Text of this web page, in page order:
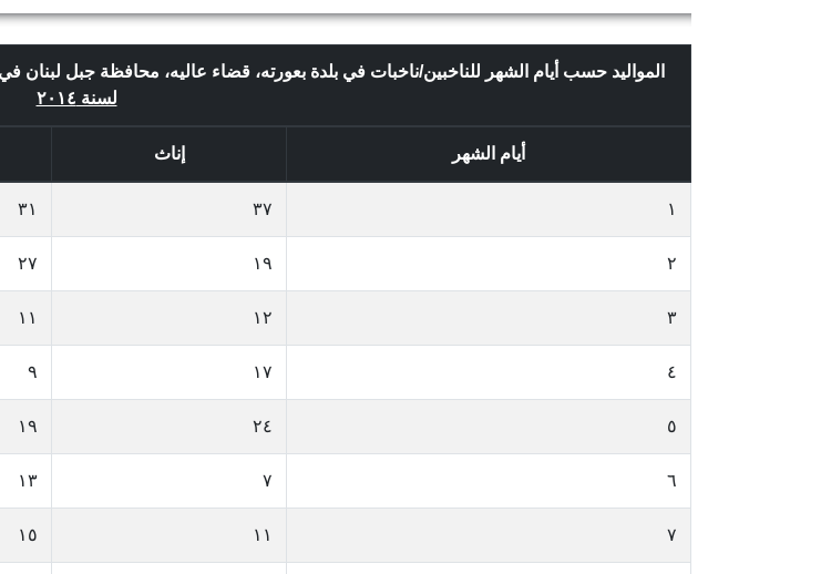
المواليد حسب أيام الشهر للناخبين/ناخبات في بلدة بعورته، قضاء عاليه، محافظة جبل لبنان
لسنة ٢٠١٤
أيام الشهر إناث
١ ٣٧ ٣١
٢ ١٩ ٢٧
٣ ١٢ ١١
٤ ١٧ ٩
٥ ٢٤ ١٩
٦ ٧ ١٣
٧ ١١ ١٥